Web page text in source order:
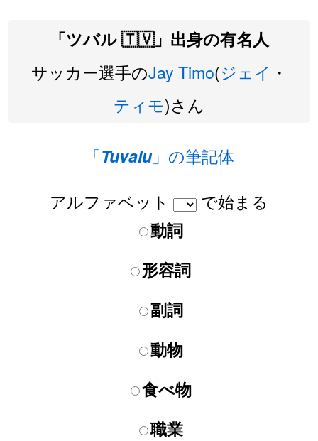
「ツバル 🇹🇻」出身の有名人
サッカー選手のJay Timo(ジェイ ・
ティモ)さん
「Tuvalu」の筆記体
アルファベット
で始まる
動詞
形容詞
副詞
動物
食べ物
職業